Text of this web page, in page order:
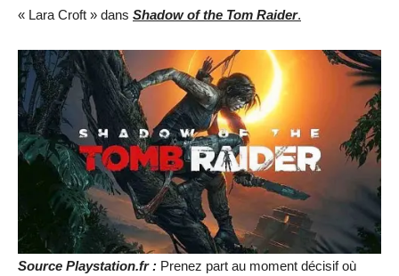
« Lara Croft » dans Shadow of the Tom Raider.
Source Playstation.fr : Prenez part au moment décisif où